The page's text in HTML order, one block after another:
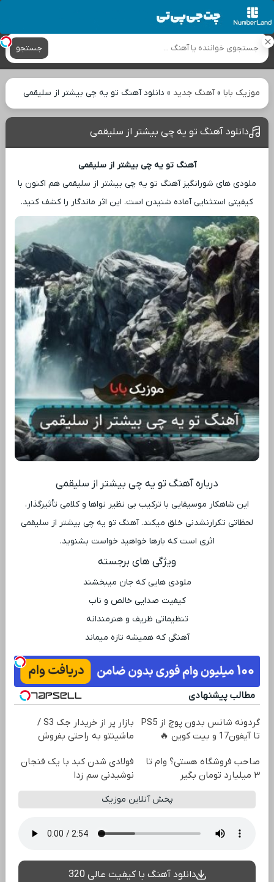
جستجو
موزیک بابا»آهنگ جدید » دانلود آهنگ تو یه چی بیشتر از سلیقمی
دانلود آهنگ تو یه چی بیشتر از سلیقمی
آهنگ تو یه چی بیشتر از سلیقمی
ملودی ‌های شورانگیز آهنگ تو یه چی بیشتر از سلیقمی هم اکنون با
کیفیتی استثنایی آماده شنیدن است. این اثر ماندگار را کشف کنید.
درباره آهنگ تو یه چی بیشتر از سلیقمی
این شاهکار موسیقایی با ترکیب بی ‌نظیر نواها و کلامی تأثیرگذار،
لحظاتی تکرارنشدنی خلق میکند. آهنگ تو یه چی بیشتر از سلیقمی
اثری است که بارها خواهید خواست بشنوید.
ویژگی ‌های برجسته
ملودی ‌هایی که جان میبخشند
کیفیت صدایی خالص و ناب
تنظیماتی ظریف و هنرمندانه
آهنگی که همیشه تازه میماند
مطالب پیشنهادی
گردونه شانس بدون پوچ از PS5
تا آیفون17 و بیت کوین 🔥
بازار پر از خریدار جک S3 /
ماشینتو به راحتی بفروش
صاحب فروشگاه هستی؟ وام تا
۳ میلیارد تومان بگیر
فولادی شدن کبد با یک فنجان
نوشیدنی سم زدا
پخش آنلاین موزیک
دانلود آهنگ با کیفیت عالی 320